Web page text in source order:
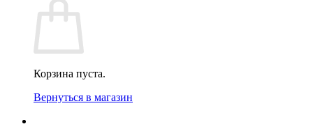
Корзина пуста.
Вернуться в магазин